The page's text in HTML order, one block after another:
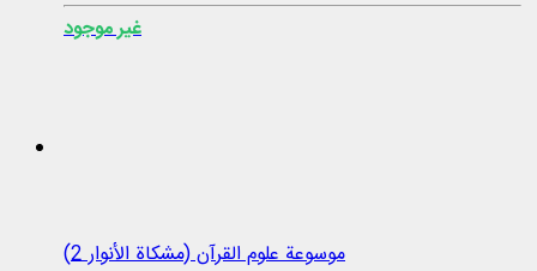
غير موجود
موسوعة علوم القرآن (مشكاة الأنوار 2)